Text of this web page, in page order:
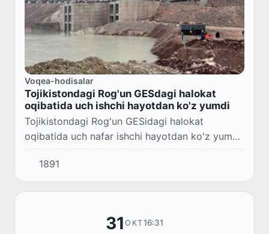
Voqea-hodisalar
Tojikistondagi Rog'un GESdagi halokat
oqibatida uch ishchi hayotdan ko'z yumdi
Tojikistondagi Rog'un GESidagi halokat
oqibatida uch nafar ishchi hayotdan ko'z yumdi.
Bu haqda Sanoatda mehnat xavfsizligi ustidan
davlat nazorati xizmati ma'lum qildi.
1891
31OKT16:31